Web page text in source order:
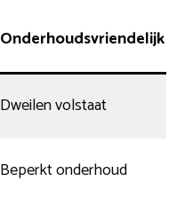
Onderhoudsvriendelijk
Dweilen volstaat
Beperkt onderhoud